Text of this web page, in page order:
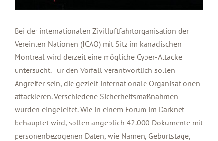
Bei der internationalen Zivilluftfahrtorganisation der
Vereinten Nationen (ICAO) mit Sitz im kanadischen
Montreal wird derzeit eine mögliche Cyber-Attacke
untersucht. Für den Vorfall verantwortlich sollen
Angreifer sein, die gezielt internationale Organisationen
attackieren. Verschiedene Sicherheitsmaßnahmen
wurden eingeleitet. Wie in einem Forum im Darknet
behauptet wird, sollen angeblich 42.000 Dokumente mit
personenbezogenen Daten, wie Namen, Geburtstage,